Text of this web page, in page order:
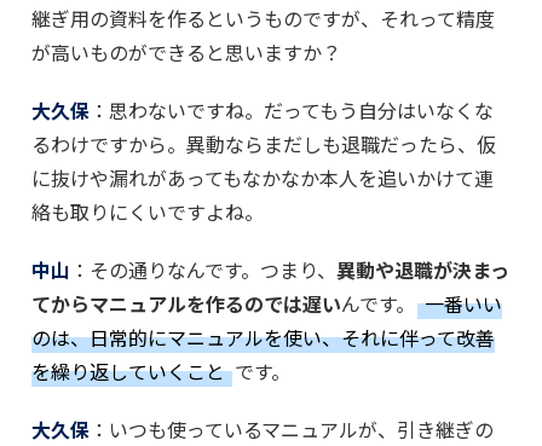
継ぎ用の資料を作るというものですが、それって精度
が高いものができると思いますか？
大久保 ：思わないですね。だってもう自分はいなくな
るわけですから。異動ならまだしも退職だったら、仮
に抜けや漏れがあってもなかなか本人を追いかけて連
絡も取りにくいですよね。
中山 ：その通りなんです。つまり、 異動や退職が決まっ
てからマニュアルを作るのでは遅いんです。
一番いい
のは、日常的にマニュアルを使い、それに伴って改善
を繰り返していくこと です。
大久保 ：いつも使っているマニュアルが、引き継ぎの